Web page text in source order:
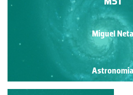
Miguel Neta
Astronomia